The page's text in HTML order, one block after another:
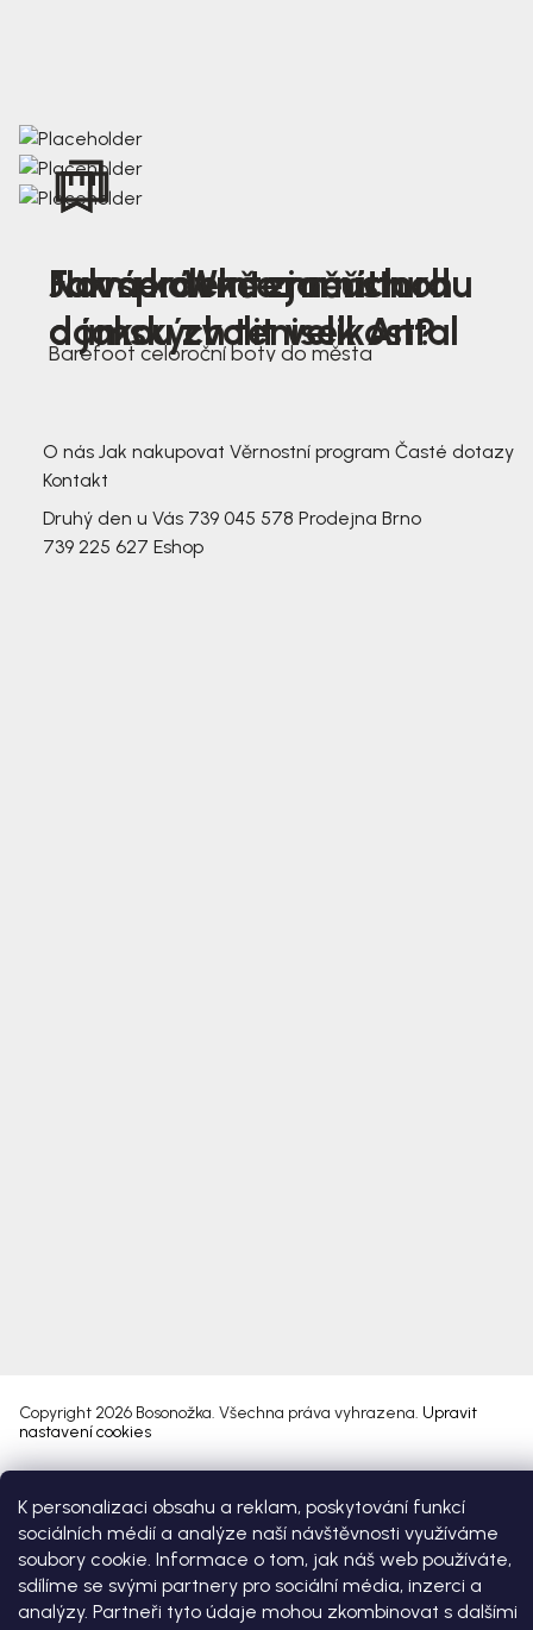
K personalizaci obsahu a reklam, poskytování funkcí
sociálních médií a analýze naší návštěvnosti využíváme
soubory cookie. Informace o tom, jak náš web používáte,
sdílíme se svými partnery pro sociální média, inzerci a
analýzy. Partneři tyto údaje mohou zkombinovat s dalšími
Nová kolekce jarních
dámských tenisek Antal
Jak správně změřit nohu
a jakou zvolit velikost?
Farmer Winter mustard
Barefoot celoroční boty do města
O nás Jak nakupovat Věrnostní program Časté dotazy
Kontakt
Druhý den u Vás 739 045 578 Prodejna Brno
739 225 627 Eshop
Copyright 2026 Bosonožka. Všechna práva vyhrazena. Upravit
nastavení cookies